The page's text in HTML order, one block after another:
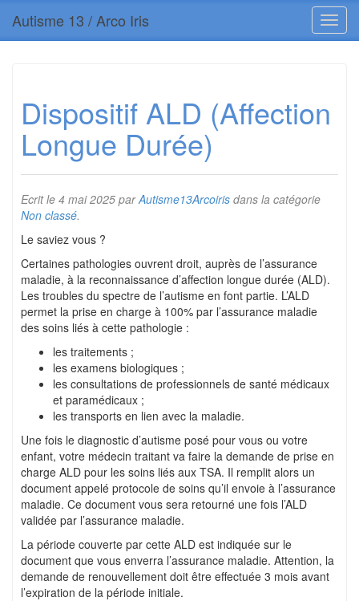
Autisme 13 / Arco Iris
Dispositif ALD (Affection
Longue Durée)
Ecrit le 4 mai 2025 parAutisme13Arcoiris dans la catégorie
Non classé.
Le saviez vous ?
Certaines pathologies ouvrent droit, auprès de l’assurance
maladie, à la reconnaissance d’affection longue durée (ALD).
Les troubles du spectre de l’autisme en font partie. L’ALD
permet la prise en charge à 100% par l’assurance maladie
des soins liés à cette pathologie :
les traitements ;
les examens biologiques ;
les consultations de professionnels de santé médicaux
et paramédicaux ;
les transports en lien avec la maladie.
Une fois le diagnostic d’autisme posé pour vous ou votre
enfant, votre médecin traitant va faire la demande de prise en
charge ALD pour les soins liés aux TSA. Il remplit alors un
document appelé protocole de soins qu’il envoie à l’assurance
maladie. Ce document vous sera retourné une fois l’ALD
validée par l’assurance maladie.
La période couverte par cette ALD est indiquée sur le
document que vous enverra l’assurance maladie. Attention, la
demande de renouvellement doit être effectuée 3 mois avant
l’expiration de la période initiale.